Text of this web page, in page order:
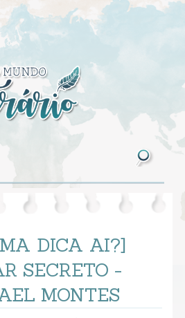
DICA AI?]
SECRETO -
MONTES